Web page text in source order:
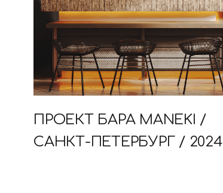
ПРОЕКТ БАРА MANEKI /
САНКТ-ПЕТЕРБУРГ / 2024